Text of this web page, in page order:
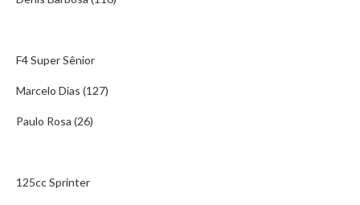
F4 Super Sênior
Marcelo Dias (127)
Paulo Rosa (26)
125cc Sprinter